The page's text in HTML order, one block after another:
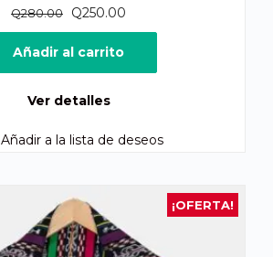
Q280.00
El
precio
original
era:
Q250.00
precio
es:
Añadir al carrito
Ver detalles
Añadir a la lista de deseos
¡OFERTA!